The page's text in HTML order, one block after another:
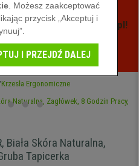
na Krzeslabiurowepro.pl!
oferty -
Krzesła Ergonomiczne
Biała Skóra Naturalna,
Tapicerka
. Możesz zaakceptować
przycisk „Akceptuj i
I PRZEJDŹ DALEJ